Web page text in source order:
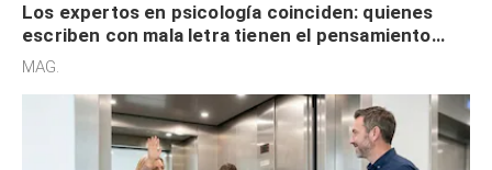
Los expertos en psicología coinciden: quienes
escriben con mala letra tienen el pensamiento
acelerado y no lo hacen por desinterés
MAG.